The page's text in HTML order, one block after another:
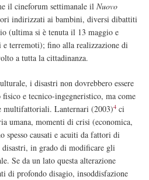
il cineforum settimanale il Nuovo
indirizzati ai bambini, diversi dibattiti
(ultima si è tenuta il 13 maggio e
e terremoti); fino alla realizzazione di
a tutta la cittadinanza.
i disastri non dovrebbero essere
e tecnico-ingegneristico, ma come
multifattoriali. Lanternari (2003)4 ci
umana, momenti di crisi (economica,
spesso causati e acuiti da fattori di
disastri, in grado di modificare gli
Se da un lato questa alterazione
di profondo disagio, insoddisfazione